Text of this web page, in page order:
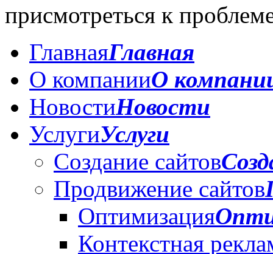
присмотреться к
ГлавнаяГлавная
О компанииО
НовостиНовости
УслугиУслуги
Создание сайтов
Продвижение сайтов
Оптимизация
Контекстная